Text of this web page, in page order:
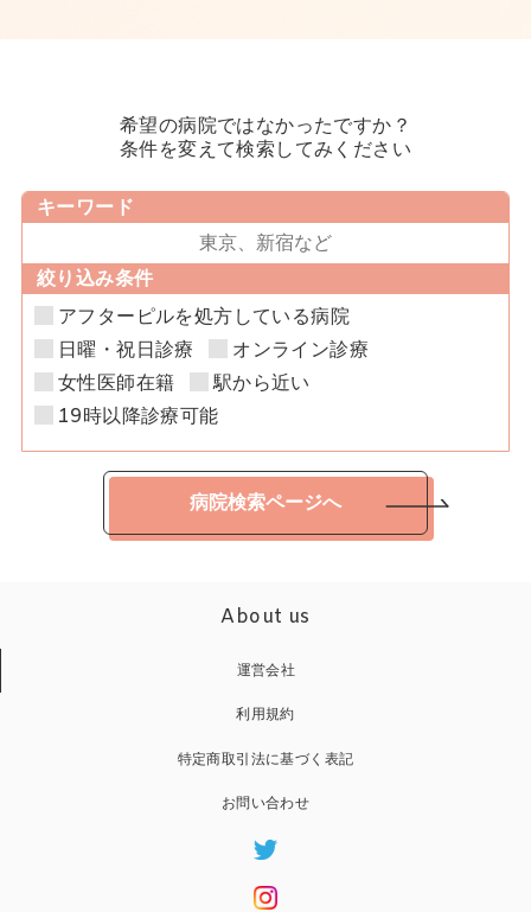
希望の病院ではなかったですか？
条件を変えて検索してみください
キーワード
絞り込み条件
アフターピルを処方している病院
日曜・祝日診療
オンライン診療
女性医師在籍
駅から近い
19時以降診療可能
病院検索ページへ
About us
運営会社
利用規約
特定商取引法に基づく表記
お問い合わせ